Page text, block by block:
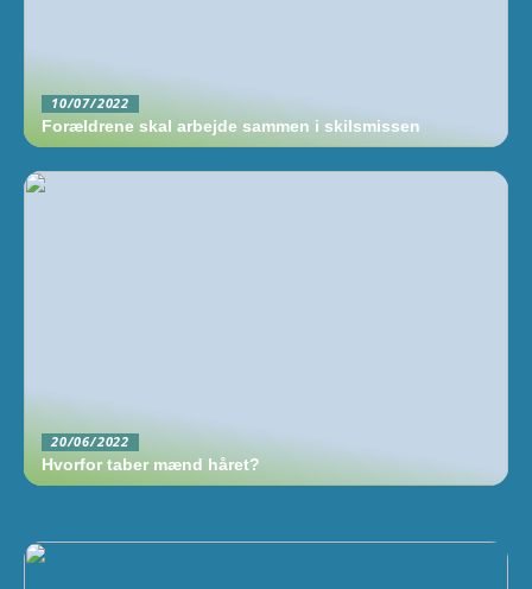
10/07/2022
Forældrene skal arbejde sammen i skilsmissen
20/06/2022
Hvorfor taber mænd håret?